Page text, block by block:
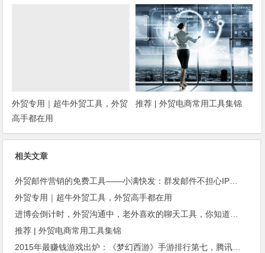
种？
外贸专用｜超牛外贸工具，外贸
高手都在用
推荐 | 外贸电商常用工具集锦
相关文章
外贸邮件营销的免费工具——小满快发：群发邮件不担心IP被封
外贸专用｜超牛外贸工具，外贸高手都在用
进博会倒计时，外贸沟通中，老外喜欢的聊天工具，你知道几种？
推荐 | 外贸电商常用工具集锦
2015年最赚钱游戏出炉：《梦幻西游》手游排行第七，腾讯总收入进前三